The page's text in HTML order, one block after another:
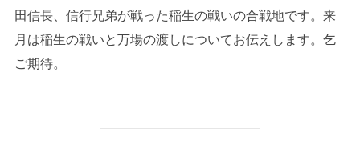
田信長、信行兄弟が戦った稲生の戦いの合戦地です。来
月は稲生の戦いと万場の渡しについてお伝えします。乞
ご期待。